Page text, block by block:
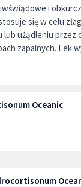
i
się w celu
użądleniu przez
zapalnych. Lek
Oceanic